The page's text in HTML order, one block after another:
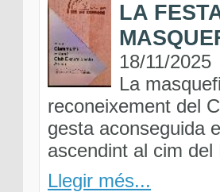
LA
18/11/2025
La
reconeixement del
gesta aconseguida
ascendint al cim del
Llegir més...